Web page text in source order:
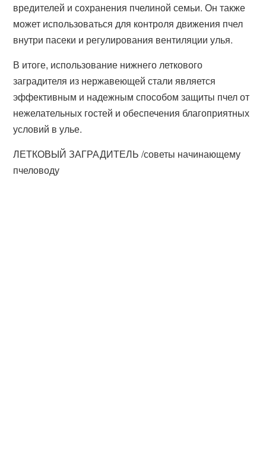
вредителей и сохранения пчелиной семьи. Он также
может использоваться для контроля движения пчел
внутри пасеки и регулирования вентиляции улья.
В итоге, использование нижнего леткового
заградителя из нержавеющей стали является
эффективным и надежным способом защиты пчел от
нежелательных гостей и обеспечения благоприятных
условий в улье.
ЛЕТКОВЫЙ ЗАГРАДИТЕЛЬ /советы начинающему
пчеловоду